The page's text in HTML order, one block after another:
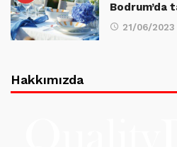
Bodrum’da
21/06/2023
Hakkımızda